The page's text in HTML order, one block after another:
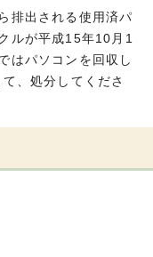
排出される使用済パ
ルが平成15年10月1
はパソコンを回収し
、処分してくださ